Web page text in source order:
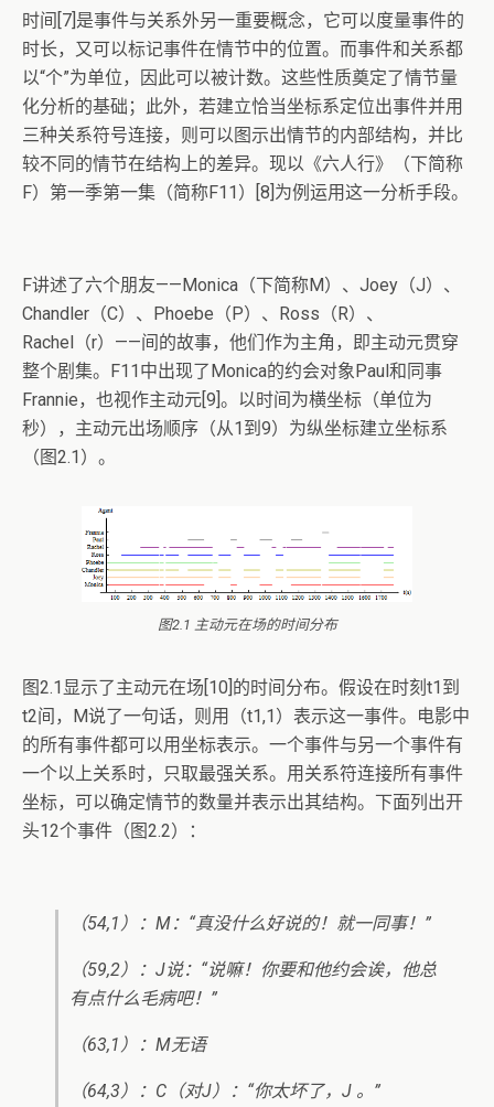
时间[7]是事件与关系外另一重要概念，它可以度量事件的
时长，又可以标记事件在情节中的位置。而事件和关系都
以“个”为单位，因此可以被计数。这些性质奠定了情节量
化分析的基础；此外，若建立恰当坐标系定位出事件并用
三种关系符号连接，则可以图示出情节的内部结构，并比
较不同的情节在结构上的差异。现以《六人行》（下简称
F）第一季第一集（简称F11）[8]为例运用这一分析手段。
F讲述了六个朋友——Monica（下简称M）、Joey（J）、
Chandler（C）、Phoebe（P）、Ross（R）、
Rachel（r）——间的故事，他们作为主角，即主动元贯穿
整个剧集。F11中出现了Monica的约会对象Paul和同事
Frannie，也视作主动元[9]。以时间为横坐标（单位为
秒），主动元出场顺序（从1到9）为纵坐标建立坐标系
（图2.1）。
图2.1 主动元在场的时间分布
图2.1显示了主动元在场[10]的时间分布。假设在时刻t1到
t2间，M说了一句话，则用（t1,1）表示这一事件。电影中
的所有事件都可以用坐标表示。一个事件与另一个事件有
一个以上关系时，只取最强关系。用关系符连接所有事件
坐标，可以确定情节的数量并表示出其结构。下面列出开
头12个事件（图2.2）：
（54,1）：M：“真没什么好说的！就一同事！”
（59,2）：J说：“说嘛！你要和他约会诶，他总
有点什么毛病吧！”
（63,1）：M无语
（64,3）：C（对J）：“你太坏了，J 。”